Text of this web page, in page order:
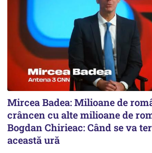
Mircea Badea: Milioane de
crâncen cu alte milioane de
Bogdan Chirieac: Când se va
această ură